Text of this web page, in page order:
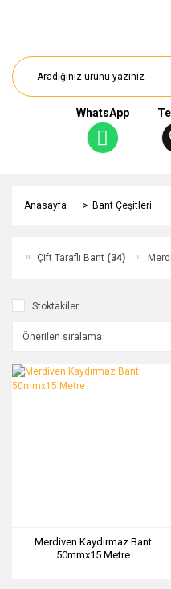
WhatsApp
Anasayfa Bant Çeşitleri
Çift Taraflı Bant (34)
Stoktakiler
Merdiven Kaydırmaz Bant
50mmx15 Metre